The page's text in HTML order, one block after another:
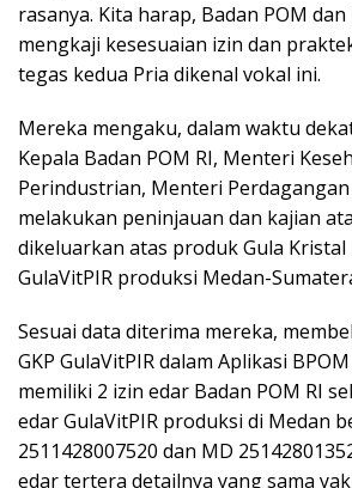
rasanya. Kita harap, Badan POM dan
mengkaji kesesuaian izin dan
tegas kedua Pria dikenal vokal ini.
Mereka mengaku, dalam waktu
Kepala Badan POM RI, Menteri
Perindustrian, Menteri
melakukan peninjauan dan kajian
dikeluarkan atas produk Gula
GulaVitPIR produksi Medan-
Sesuai data diterima mereka,
GKP GulaVitPIR dalam Aplikasi
memiliki 2 izin edar Badan POM RI
edar GulaVitPIR produksi di Medan
2511428007520 dan MD
edar tertera detailnya yang sama